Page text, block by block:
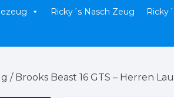
Ricky´s Nasch Zeug
/ Brooks Beast 16 GTS – Herren